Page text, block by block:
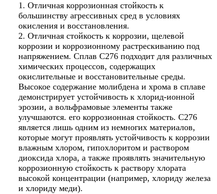
1. Отличная коррозионная стойкость к
большинству агрессивных сред в условиях
окисления и восстановления.
2. Отличная стойкость к коррозии, щелевой
коррозии и коррозионному растрескиванию под
напряжением. Сплав C276 подходит для различных
химических процессов, содержащих
окислительные и восстановительные среды.
Высокое содержание молибдена и хрома в сплаве
демонстрирует устойчивость к хлорид-ионной
эрозии, а вольфрамовые элементы также
улучшаются. его коррозионная стойкость. C276
является лишь одним из немногих материалов,
которые могут проявлять устойчивость к коррозии
влажным хлором, гипохлоритом и раствором
диоксида хлора, а также проявлять значительную
коррозионную стойкость к раствору хлората
высокой концентрации (например, хлориду железа
и хлориду меди).